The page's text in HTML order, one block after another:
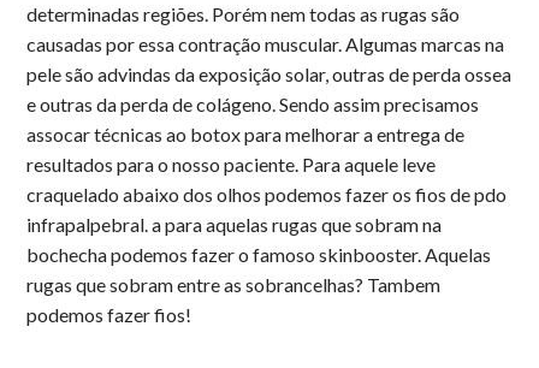
determinadas regiões. Porém nem todas as rugas são
causadas por essa contração muscular. Algumas marcas na
pele são advindas da exposição solar, outras de perda ossea
e outras da perda de colágeno. Sendo assim precisamos
assocar técnicas ao botox para melhorar a entrega de
resultados para o nosso paciente. Para aquele leve
craquelado abaixo dos olhos podemos fazer os fios de pdo
infrapalpebral. a para aquelas rugas que sobram na
bochecha podemos fazer o famoso skinbooster. Aquelas
rugas que sobram entre as sobrancelhas? Tambem
podemos fazer fios!